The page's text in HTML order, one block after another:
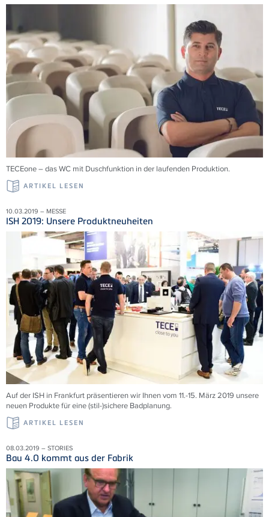
TECEone – das WC mit Duschfunktion in der laufenden Produktion.
ARTIKEL LESEN
10.03.2019 – MESSE
ISH 2019: Unsere Produktneuheiten
Auf der ISH in Frankfurt präsentieren wir Ihnen vom 11.-15. März 2019 unsere
neuen Produkte für eine (stil-)sichere Badplanung.
ARTIKEL LESEN
08.03.2019 – STORIES
Bau 4.0 kommt aus der Fabrik